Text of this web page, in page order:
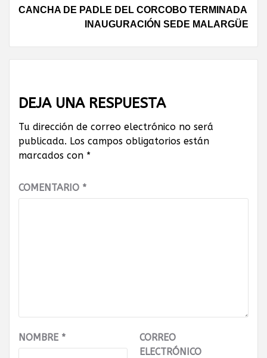
Continue
Reading
CANCHA DE PADLE DEL CORCOBO TERMINADA
INAUGURACIÓN SEDE MALARGÜE
DEJA UNA RESPUESTA
Tu dirección de correo electrónico no será
publicada. Los campos obligatorios están
marcados con *
COMENTARIO *
NOMBRE *
CORREO
ELECTRÓNICO